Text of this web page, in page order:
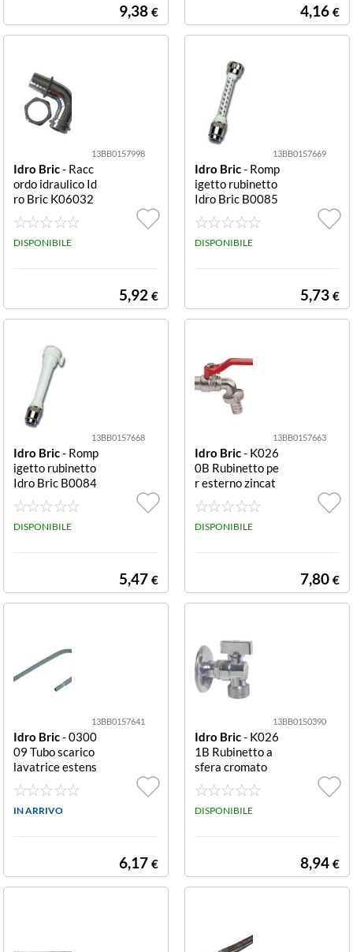
9,38 € 4,16 €
13BB0157998
Idro Bric- Racc
ordo idraulico Id
ro Bric K06032
2 Cromo
DISPONIBILE
5,92 €
13BB0157669
Idro Bric- Romp
igetto rubinetto
Idro Bric B0085
Bianco, Nero e C
romo
DISPONIBILE
5,73 €
13BB0157668
Idro Bric- Romp
igetto rubinetto
Idro Bric B0084
Bianco e Cromo
DISPONIBILE
5,47 €
13BB0157663
Idro Bric- K026
0B Rubinetto pe
r esterno zincat
o Rubinetto Idro
Bric K0260B Zi
ncato
DISPONIBILE
7,80 €
13BB0157641
Idro Bric- 0300
09 Tubo scarico
lavatrice estens
ibile 60-200 cm
grigio estensibil
e
IN ARRIVO
6,17 €
13BB0150390
Idro Bric- K026
1B Rubinetto a
sfera cromato
DISPONIBILE
8,94 €